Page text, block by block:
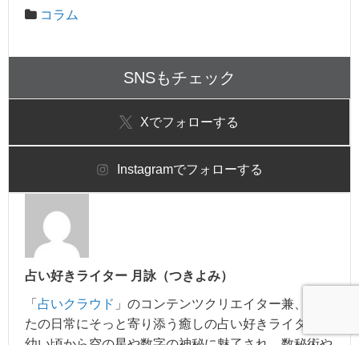
コラム
SNSもチェック
Xでフォローする
Instagramでフォローする
占い好きライター 月詠（つきよみ）
「 占いクラウド 」のコンテンツクリエイター兼、あな
たの日常にそっと寄り添う癒しの占い好きライター。